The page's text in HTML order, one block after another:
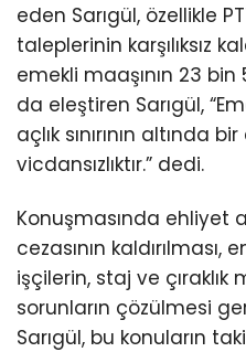
eden Sarıgül, özellikle
taleplerinin karşılıksız
emekli maaşının 23 bin
da eleştiren Sarıgül,
açlık sınırının altında
vicdansızlıktır.” dedi.
Konuşmasında ehliyet
cezasının
işçilerin, staj ve çıraklık
sorunların çözülmesi
Sarıgül, bu konuların